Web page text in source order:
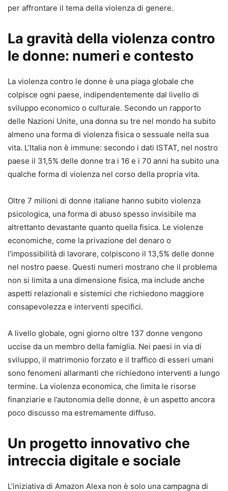
per affrontare il tema della violenza di genere.
La gravità della violenza contro
le donne: numeri e contesto
La violenza contro le donne è una piaga globale che
colpisce ogni paese, indipendentemente dal livello di
sviluppo economico o culturale. Secondo un rapporto
delle Nazioni Unite, una donna su tre nel mondo ha subito
almeno una forma di violenza fisica o sessuale nella sua
vita. L’Italia non è immune: secondo i dati ISTAT, nel nostro
paese il 31,5% delle donne tra i 16 e i 70 anni ha subito una
qualche forma di violenza nel corso della propria vita.
Oltre 7 milioni di donne italiane hanno subito violenza
psicologica, una forma di abuso spesso invisibile ma
altrettanto devastante quanto quella fisica. Le violenze
economiche, come la privazione del denaro o
l’impossibilità di lavorare, colpiscono il 13,5% delle donne
nel nostro paese. Questi numeri mostrano che il problema
non si limita a una dimensione fisica, ma include anche
aspetti relazionali e sistemici che richiedono maggiore
consapevolezza e interventi specifici.
A livello globale, ogni giorno oltre 137 donne vengono
uccise da un membro della famiglia. Nei paesi in via di
sviluppo, il matrimonio forzato e il traffico di esseri umani
sono fenomeni allarmanti che richiedono interventi a lungo
termine. La violenza economica, che limita le risorse
finanziarie e l’autonomia delle donne, è un aspetto ancora
poco discusso ma estremamente diffuso.
Un progetto innovativo che
intreccia digitale e sociale
L’iniziativa di Amazon Alexa non è solo una campagna di